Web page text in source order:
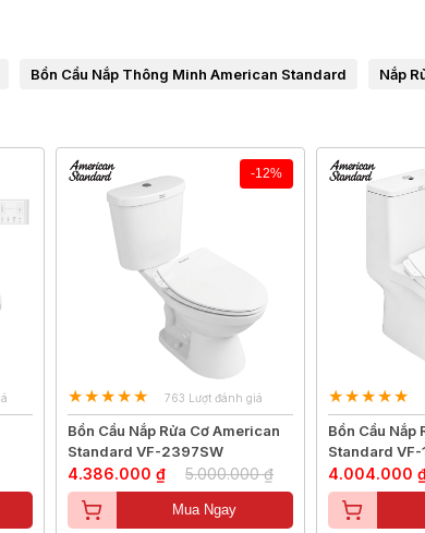
Bồn Cầu Nắp Thông Minh American Standard Nắp
-12%
763 Lượt đánh giá
Bồn Cầu Nắp Rửa Cơ American
Standard VF-2397SW
4.386.000 ₫ 5.000.000 ₫
Mua Ngay
Bồn Cầu Nắp
Standard VF-
4.004.000